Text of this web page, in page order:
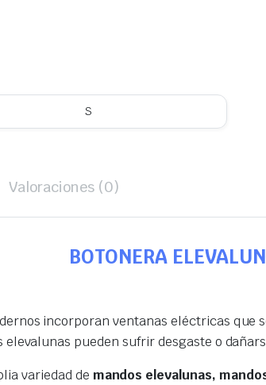
S
Valoraciones (0)
BOTONERA
incorporan ventanas eléctricas
elevalunas pueden sufrir desgaste o
variedad de mandos elevalunas,